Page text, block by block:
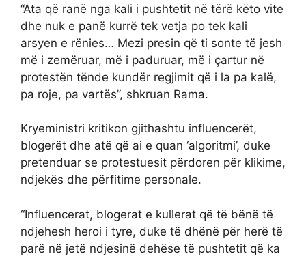
“Ata që ranë nga kali i pushtetit në tërë këto vite
dhe nuk e panë kurrë tek vetja po tek kali
arsyen e rënies… Mezi presin që ti sonte të jesh
më i zemëruar, më i paduruar, më i çartur në
protestën tënde kundër regjimit që i la pa kalë,
pa roje, pa vartës”, shkruan Rama.
Kryeministri kritikon gjithashtu influencerët,
blogerët dhe atë që ai e quan ‘algoritmi’, duke
pretenduar se protestuesit përdoren për klikime,
ndjekës dhe përfitime personale.
“Influencerat, blogerat e kullerat që të bënë të
ndjehesh heroi i tyre, duke të dhënë për herë të
parë në jetë ndjesinë dehëse të pushtetit që ka